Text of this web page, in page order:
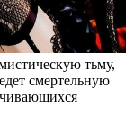
тьму,
смертельную